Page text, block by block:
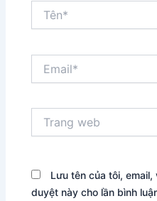
web
Lưu tên của tôi,
duyệt này cho lần bình